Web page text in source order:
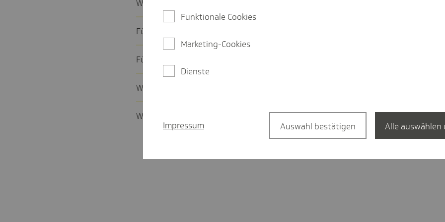
Was ist eine A1-Beschei­ni­gung?
Für welche Dienst­reisen brau­chen Beschäf­tigte eine A1-Beschei­ni­gung?
Für welche Länder brau­chen Ihre Mitar­bei­tenden eine A1-Beschei­ni­gung?
Wird für Dritt­staats­an­ge­hö­rige eine A1-Beschei­ni­gung ausge­stellt?
Wer bean­tragt die A1-Beschei­ni­gung? Und wann?
Funktionale Cookies
Marketing-Cookies
Dienste
Impressum Auswahl bestätigen Alle auswählen